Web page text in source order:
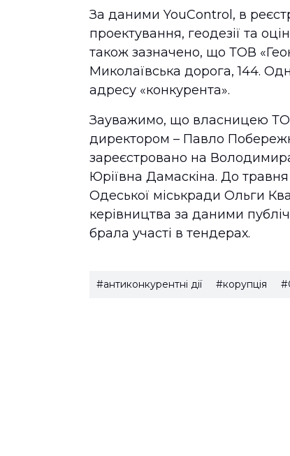
За даними YouControl, в
проектування, геодезії та
також зазначено, що ТОВ
Миколаївська дорога, 144.
адресу «конкурента».
Зауважимо, що власницею
директором – Павло
зареєстровано на
Юріївна Дамаскіна. До
Одеської міськради Ольги
керівництва за даними
брала участі в тендерах.
#антиконкурентні дії #корупція